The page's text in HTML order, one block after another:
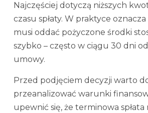
Najczęściej dotyczą niższych
czasu spłaty. W praktyce
musi oddać pożyczone środki
szybko – często w ciągu 30 dni
umowy.
Przed podjęciem decyzji warto
przeanalizować warunki
upewnić się, że terminowa spłata